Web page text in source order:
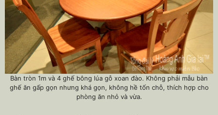
Bàn tròn 1m và 4 ghế bông lúa gỗ xoan đào. Không phải mẫu bàn
ghế ăn gấp gọn nhưng khá gọn, không hề tốn chỗ, thích hợp cho
phòng ăn nhỏ và vừa.